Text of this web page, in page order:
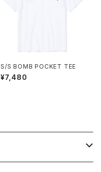
S/S BOMB POCKET TEE
¥7,480